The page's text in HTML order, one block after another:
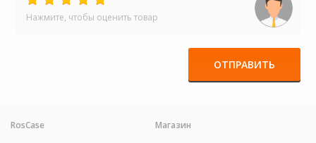
Нажмите, чтобы оценить товар
ОТПРАВИТЬ
RosCase Магазин